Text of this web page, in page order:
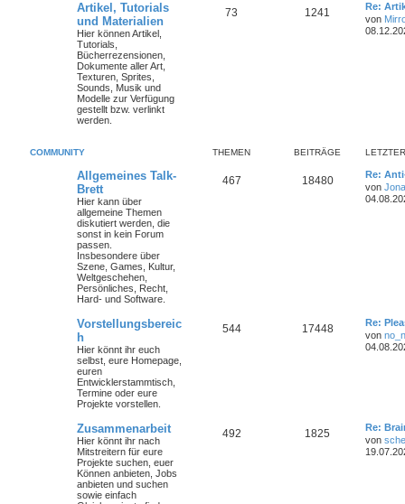
Artikel, Tutorials
und Materialien
Hier können Artikel,
Tutorials,
Bücherrezensionen,
Dokumente aller Art,
Texturen, Sprites,
Sounds, Musik und
Modelle zur Verfügung
gestellt bzw. verlinkt
werden.
73 1241
Re:
von
COMMUNITY THEMEN BEITRÄGE
Allgemeines Talk-
Brett
Hier kann über
allgemeine Themen
diskutiert werden, die
sonst in kein Forum
passen.
Insbesondere über
Szene, Games, Kultur,
Weltgeschehen,
Persönliches, Recht,
Hard- und Software.
467 18480
Re:
von
Vorstellungsbereic
h
Hier könnt ihr euch
selbst, eure Homepage,
euren
Entwicklerstammtisch,
Termine oder eure
Projekte vorstellen.
544 17448
Re:
von
Zusammenarbeit
Hier könnt ihr nach
Mitstreitern für eure
Projekte suchen, euer
Können anbieten, Jobs
anbieten und suchen
sowie einfach
492 1825
Re:
von